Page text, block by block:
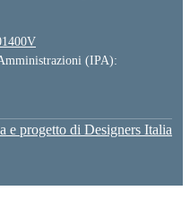
(IPA):
e progetto di Designers Italia